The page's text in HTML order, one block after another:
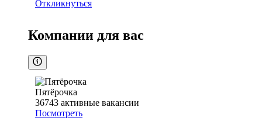
Откликнуться
Компании для вас
Пятёрочка
36743 активные вакансии
Посмотреть